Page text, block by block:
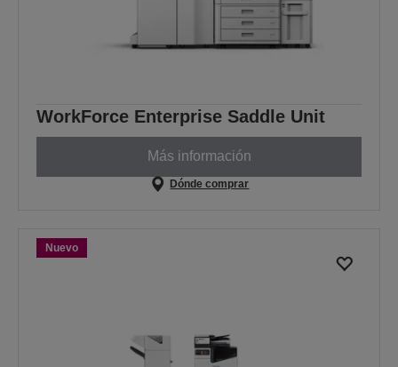
WorkForce Enterprise Saddle Unit
Más información
Dónde comprar
Nuevo